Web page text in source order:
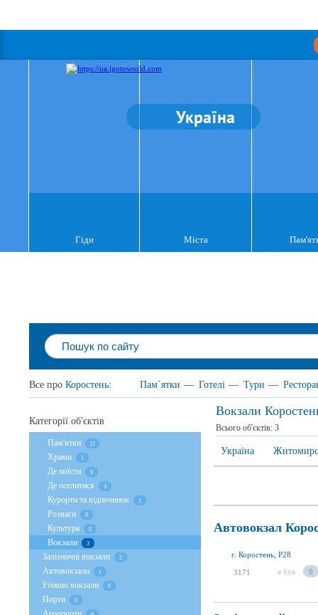
Україна
Гіди Міста
Все про Коростень: Пам`ятки — Готелі — Тури —
Вокзали
Всього об'єктів: 3
Україна
Автовокзал
г. Коростень, P28
3171 я був 0
Категорії об'єктів
Пам'ятки 12
Храми 1
Де поїсти 9
Де оселитися 3
Курорти та відпочинок 1
Розваги 0
Культура 0
Вокзали 3
Залізничні вокзали 2
Автовокзали 1
Річкові вокзали 0
Порти 0